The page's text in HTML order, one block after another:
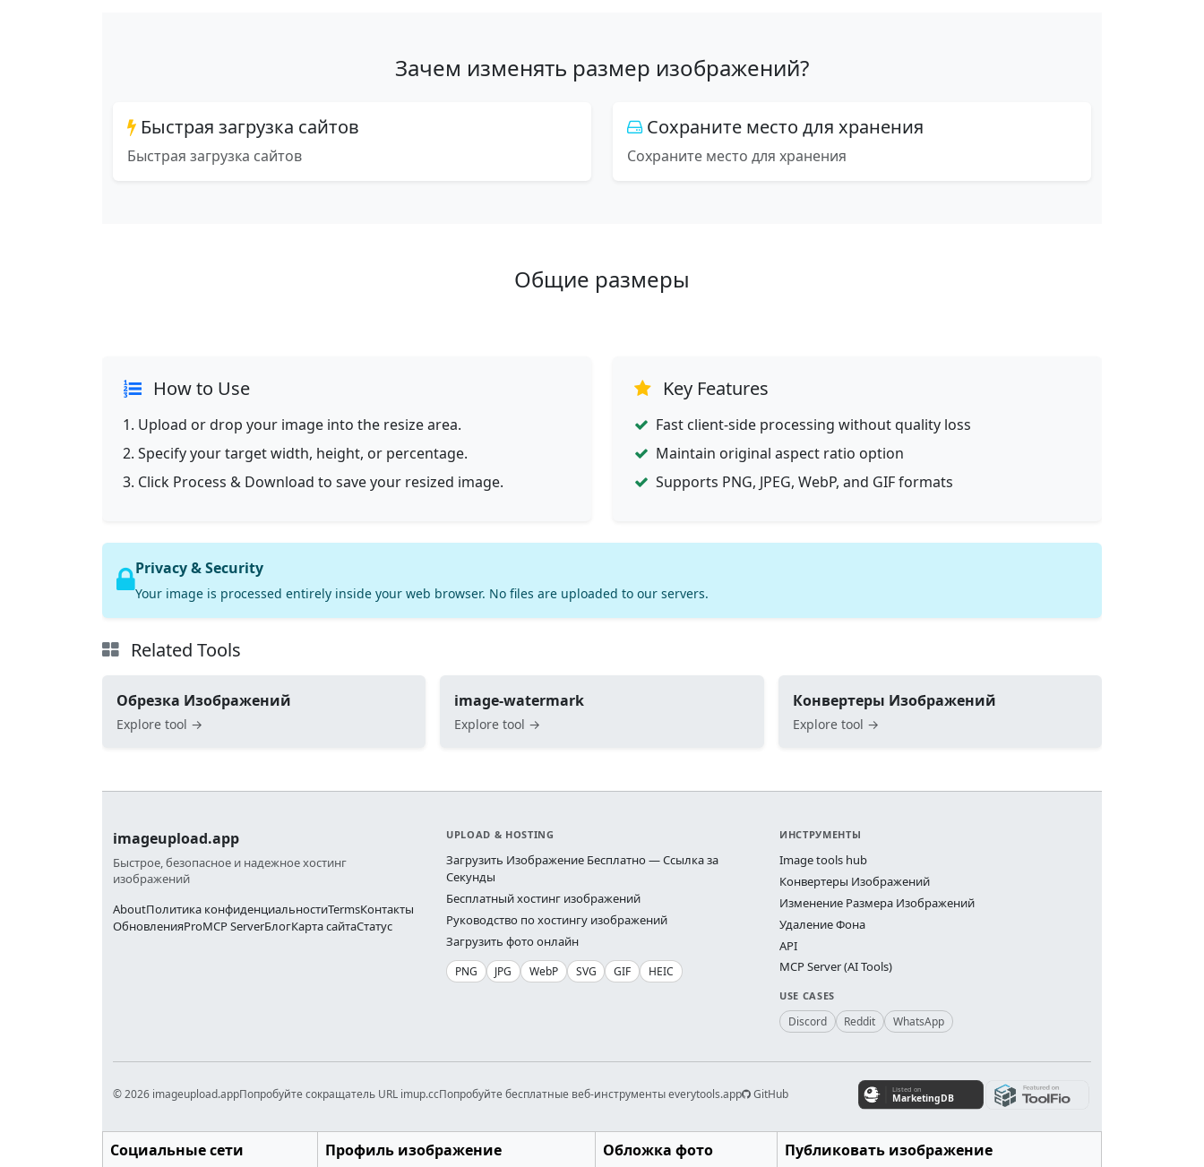
Зачем изменять размер изображений?
Быстрая загрузка сайтов
Быстрая загрузка сайтов
Сохраните место для хранения
Сохраните место для хранения
Общие размеры
How to Use
Upload or drop your image into the resize area.
Specify your target width, height, or percentage.
Click Process & Download to save your resized image.
Key Features
Fast client-side processing without quality loss
Maintain original aspect ratio option
Supports PNG, JPEG, WebP, and GIF formats
Privacy & Security
Your image is processed entirely inside your web browser. No files are uploaded to our servers.
Related Tools
Обрезка Изображений
Explore tool →
image-watermark
Explore tool →
Конвертеры Изображений
Explore tool →
imageupload.app
Быстрое, безопасное и надежное хостинг
изображений
AboutПолитика конфиденциальностиTermsКонтакты
ОбновленияProMCP ServerБлогКарта сайтаСтатус
UPLOAD & HOSTING
Загрузить Изображение Бесплатно — Ссылка за
Секунды
Бесплатный хостинг изображений
Руководство по хостингу изображений
Загрузить фото онлайн
PNG JPG WebP SVG GIF HEIC
ИНСТРУМЕНТЫ
Image tools hub
Конвертеры Изображений
Изменение Размера Изображений
Удаление Фона
API
MCP Server (AI Tools)
USE CASES
Discord Reddit WhatsApp
© 2026 imageupload.appПопробуйте сокращатель URL imup.ccПопробуйте бесплатные веб-инструменты everytools.app GitHub
Социальные сети Профиль изображение Обложка фото Публиковать изображение